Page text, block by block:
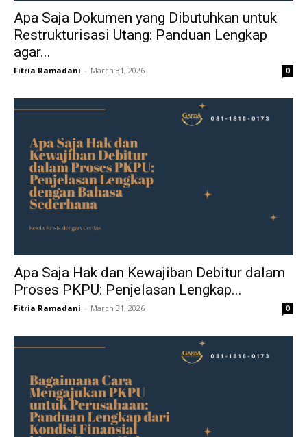
Apa Saja Dokumen yang Dibutuhkan untuk
Restrukturisasi Utang: Panduan Lengkap
agar...
Fitria Ramadani - March 31, 2026 0
Apa Saja Hak dan Kewajiban Debitur dalam
Proses PKPU: Penjelasan Lengkap...
Fitria Ramadani - March 31, 2026 0